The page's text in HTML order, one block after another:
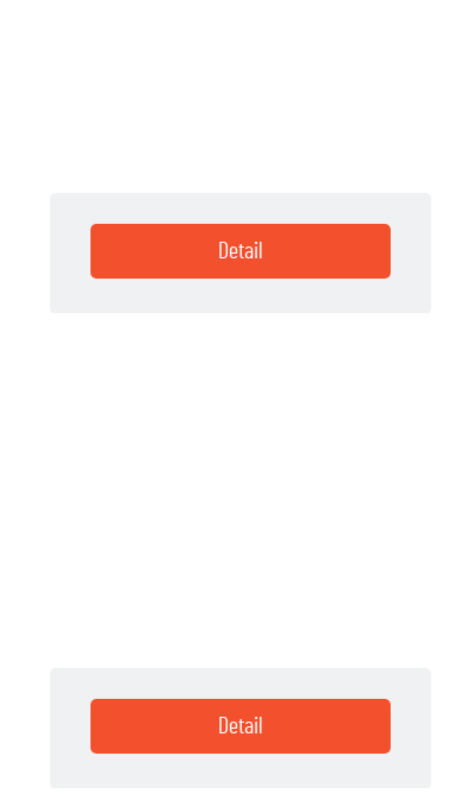
Detail
Detail